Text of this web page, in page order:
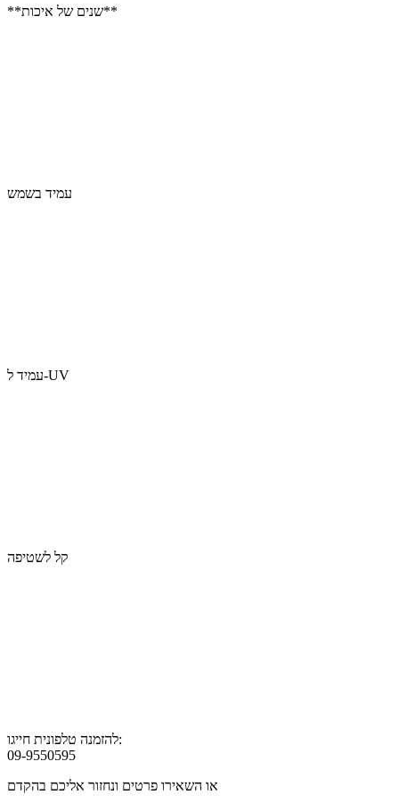
**שנים של איכות**
עמיד בשמש
עמיד ל-UV
קל לשטיפה
להזמנה טלפונית חייגו:
09-9550595
או השאירו פרטים ונחזור אליכם בהקדם